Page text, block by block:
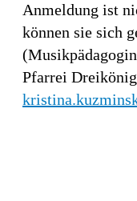
Anmeldung ist
können sie sich
Pfarrei